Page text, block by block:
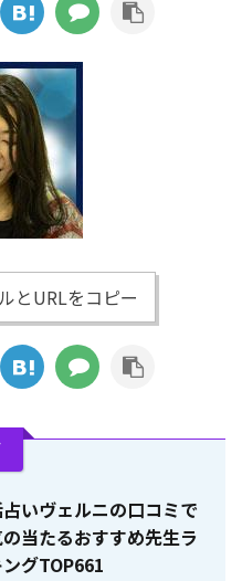
とURLをコピー
いヴェルニの口コミで
当たるおすすめ先生ラ
グTOP661